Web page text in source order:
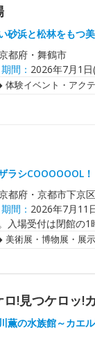
砂浜と松林をもつ
都府・舞鶴市
期間： 2026年7月1
体験イベント・アク
ラシCOOOOOOL！
都府・京都市下京区
期間： 2026年7月11
入場受付は閉館の1
美術展・博物展・展
!見つケロッ!
薫の水族館～カエ